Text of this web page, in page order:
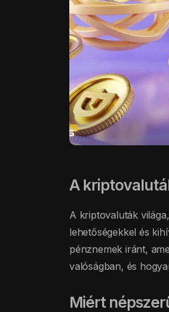
A
A kriptovaluták
lehetőségekkel és
pénznemek iránt,
valóságban, és
Miért